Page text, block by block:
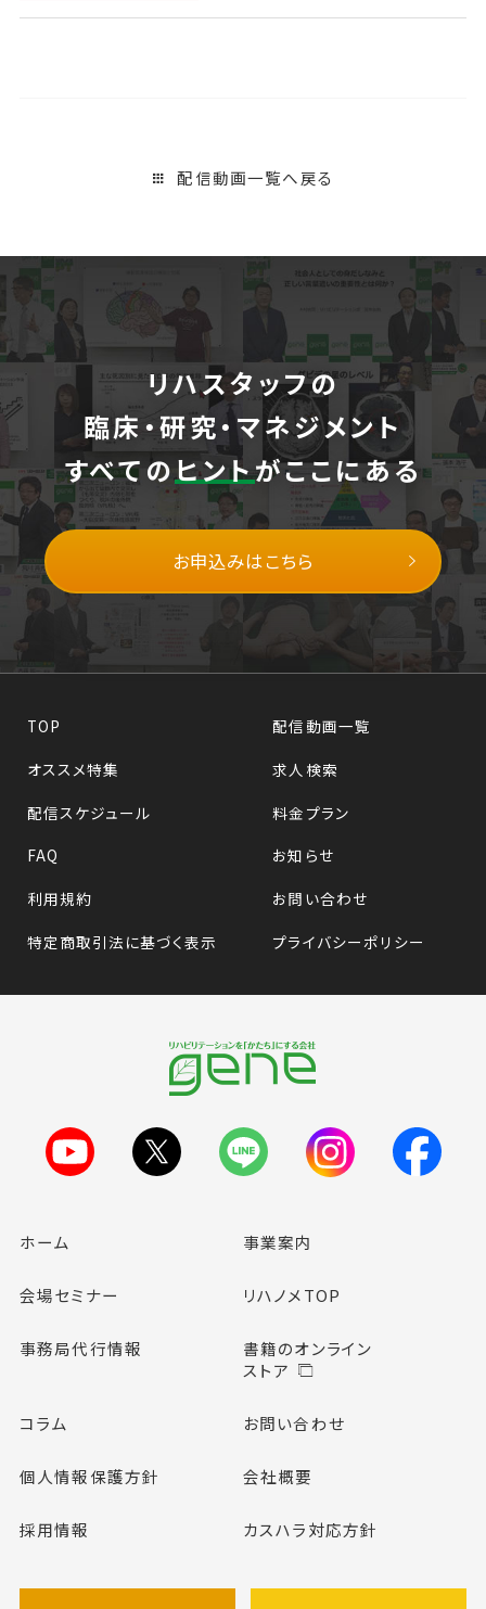
配信動画一覧へ戻る
リハスタッフの
臨床・研究・マネジメント
すべてのヒントがここにある
お申込みはこちら
TOP
配信動画一覧
オススメ特集
求人検索
配信スケジュール
料金プラン
FAQ
お知らせ
利用規約
お問い合わせ
特定商取引法に基づく表示
プライバシーポリシー
ホーム 事業案内
会場セミナー リハノメTOP
事務局代行情報
書籍のオンライン
ストア
コラム お問い合わせ
個人情報保護方針 会社概要
採用情報 カスハラ対応方針